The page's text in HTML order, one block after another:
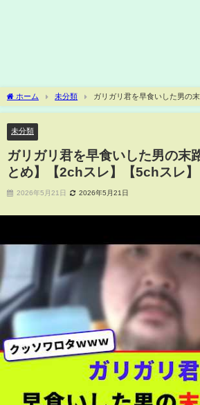
ホーム 未分類
ガリガリ君を早食いした男の
スレ】【5chスレ】
未分類
ガリガリ君を早食いした男の末
とめ】【2chスレ】【5chスレ】
2026年5月21日 2026年5月21日